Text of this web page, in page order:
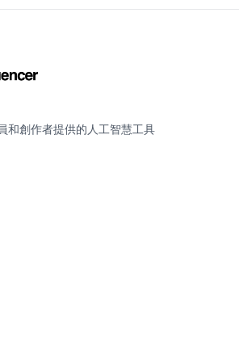
和創作者提供的人工智慧工具